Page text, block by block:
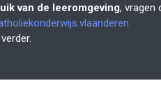
van de leeromgeving, vragen